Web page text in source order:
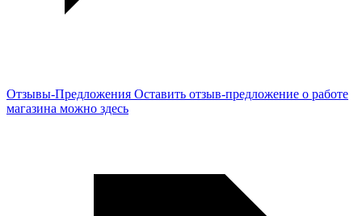
Отзывы-Предложения Оставить отзыв-предложение о работе
магазина можно здесь